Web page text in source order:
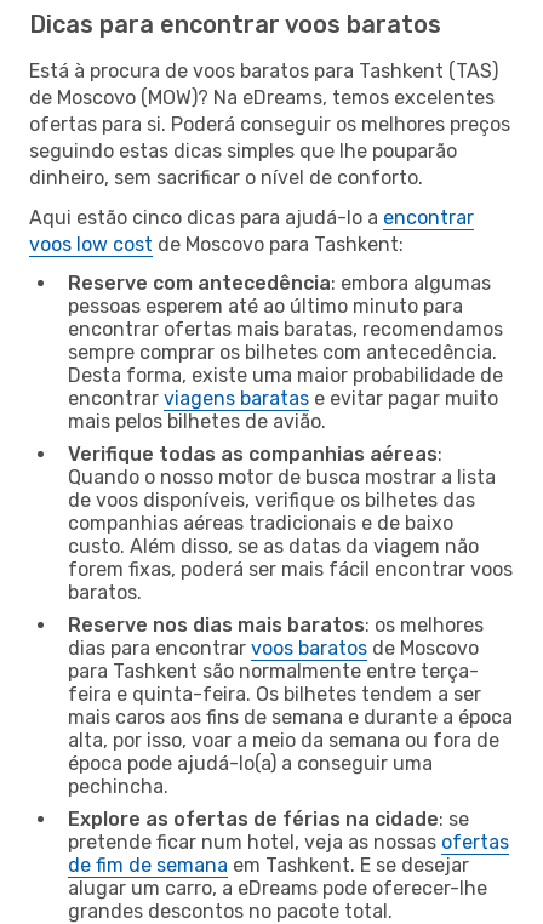
Dicas para encontrar voos baratos
Está à procura de voos baratos para Tashkent (TAS)
de Moscovo (MOW)? Na eDreams, temos excelentes
ofertas para si. Poderá conseguir os melhores preços
seguindo estas dicas simples que lhe pouparão
dinheiro, sem sacrificar o nível de conforto.
Aqui estão cinco dicas para ajudá-lo a encontrar
voos low cost de Moscovo para Tashkent:
Reserve com antecedência: embora algumas
pessoas esperem até ao último minuto para
encontrar ofertas mais baratas, recomendamos
sempre comprar os bilhetes com antecedência.
Desta forma, existe uma maior probabilidade de
encontrar viagens baratas e evitar pagar muito
mais pelos bilhetes de avião.
Verifique todas as companhias aéreas:
Quando o nosso motor de busca mostrar a lista
de voos disponíveis, verifique os bilhetes das
companhias aéreas tradicionais e de baixo
custo. Além disso, se as datas da viagem não
forem fixas, poderá ser mais fácil encontrar voos
baratos.
Reserve nos dias mais baratos: os melhores
dias para encontrar voos baratos de Moscovo
para Tashkent são normalmente entre terça-
feira e quinta-feira. Os bilhetes tendem a ser
mais caros aos fins de semana e durante a época
alta, por isso, voar a meio da semana ou fora de
época pode ajudá-lo(a) a conseguir uma
pechincha.
Explore as ofertas de férias na cidade: se
pretende ficar num hotel, veja as nossas ofertas
de fim de semana em Tashkent. E se desejar
alugar um carro, a eDreams pode oferecer-lhe
grandes descontos no pacote total.